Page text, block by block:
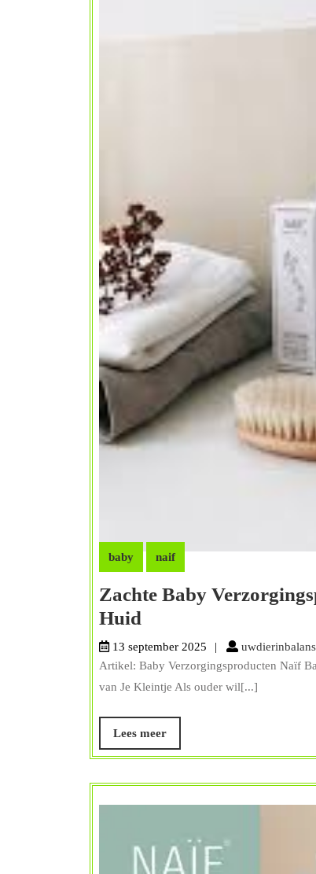
baby naif
Zachte Baby
Huid
Baby
van
Naïf
voor
de
Gevoelige
Huid
13 september 2025 uwdierinbalans
Artikel: Baby Verzorgingsproducten Naïf
van Je Kleintje Als ouder wil[...]
Lees meerLees
meer